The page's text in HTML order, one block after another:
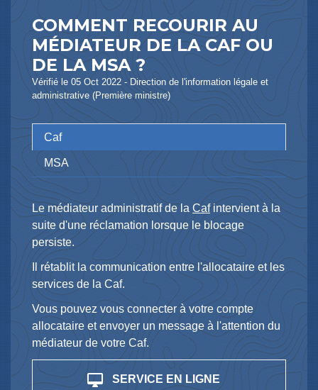
COMMENT RECOURIR AU
MÉDIATEUR DE LA CAF OU
DE LA MSA ?
Vérifié le 05 Oct 2022 - Direction de l'information légale et
administrative (Première ministre)
Caf
MSA
Le médiateur administratif de la Cafintervient à la
suite d'une réclamation lorsque le blocage
persiste.
Il rétablit la communication entre l'allocataire et les
services de la Caf.
Vous pouvez vous connecter à votre compte
allocataire et envoyer un message à l'attention du
médiateur de votre Caf.
desktop_mac SERVICE EN LIGNE